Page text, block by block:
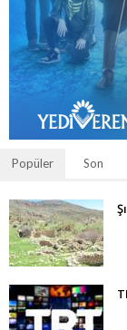
Popüler Son